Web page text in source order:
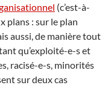
(c’est-à-
plans : sur le plan
aussi, de manière tout
qu’exploité-e-s et
racisé-e-s, minorités
sur deux cas